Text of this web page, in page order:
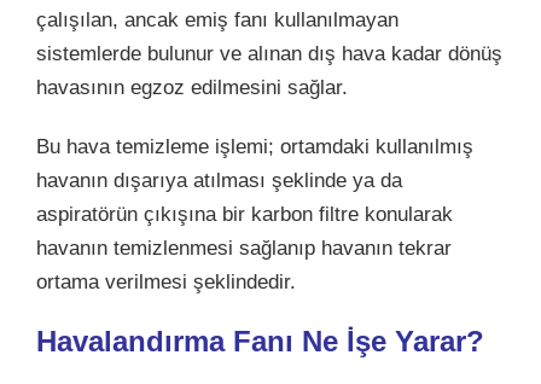
çalışılan, ancak emiş fanı kullanılmayan
sistemlerde bulunur ve alınan dış hava kadar dönüş
havasının egzoz edilmesini sağlar.
Bu hava temizleme işlemi; ortamdaki kullanılmış
havanın dışarıya atılması şeklinde ya da
aspiratörün çıkışına bir karbon filtre konularak
havanın temizlenmesi sağlanıp havanın tekrar
ortama verilmesi şeklindedir.
Havalandırma Fanı Ne İşe Yarar?